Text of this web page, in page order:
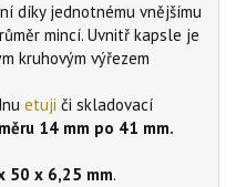
díky jednotnému vnějšímu
mincí. Uvnitř kapsle je
kruhovým výřezem
etuji či skladovací
14 mm po 41 mm.
50 x 6,25 mm.